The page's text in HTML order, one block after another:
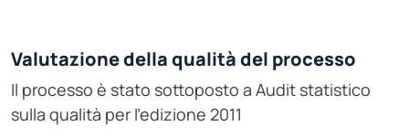
Valutazione della qualità del processo
Il processo è stato sottoposto a Audit statistico
sulla qualità per l'edizione 2011